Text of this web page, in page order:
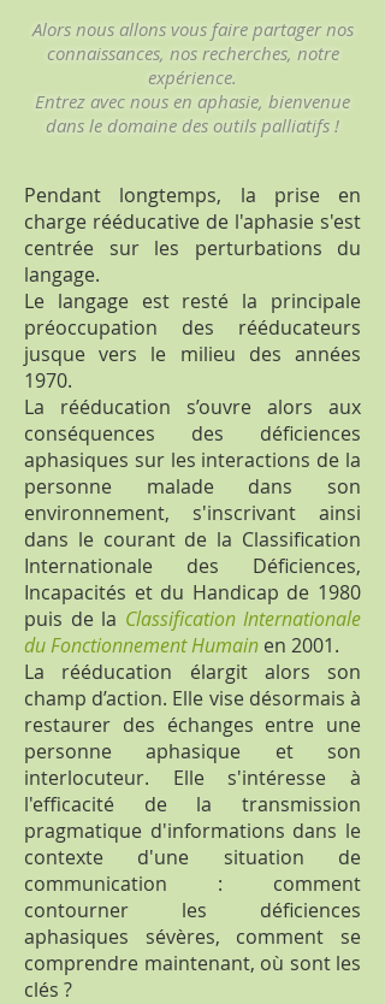
Alors nous allons vous faire partager nos
connaissances, nos recherches, notre
expérience.
Entrez avec nous en aphasie, bienvenue
dans le domaine des outils palliatifs !
Pendant longtemps, la prise en
charge rééducative de l'aphasie s'est
centrée sur les perturbations du
langage.
Le langage est resté la principale
préoccupation des rééducateurs
jusque vers le milieu des années
1970.
La rééducation s’ouvre alors aux
conséquences des déficiences
aphasiques sur les interactions de la
personne malade dans son
environnement, s'inscrivant ainsi
dans le courant de la Classification
Internationale des Déficiences,
Incapacités et du Handicap de 1980
puis de la Classification Internationale
du Fonctionnement Humain en 2001.
La rééducation élargit alors son
champ d’action. Elle vise désormais à
restaurer des échanges entre une
personne aphasique et son
interlocuteur. Elle s'intéresse à
l'efficacité de la transmission
pragmatique d'informations dans le
contexte d'une situation de
communication : comment
contourner les déficiences
aphasiques sévères, comment se
comprendre maintenant, où sont les
clés ?